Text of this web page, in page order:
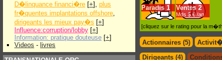
D�linquance financi�re [+], plus
fr�quentes implantations offshore,
dirigeants les mieux pay�s [+]
Influence:corruption/lobby [+]
Information: pratique douteuse [+]
Videos - livres
Paradis 1 Ventes 2
Mds $.€ /an
[cliquez sur le rating pour la
Actionnaires (5)
Dirigeants (4)